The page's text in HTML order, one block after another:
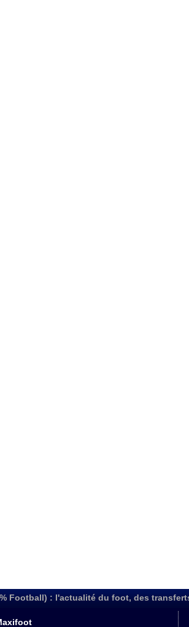
Football) : l'actualité du foot, des